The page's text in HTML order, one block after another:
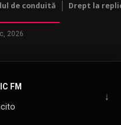
FM
↓
de conduită Drept la
2026